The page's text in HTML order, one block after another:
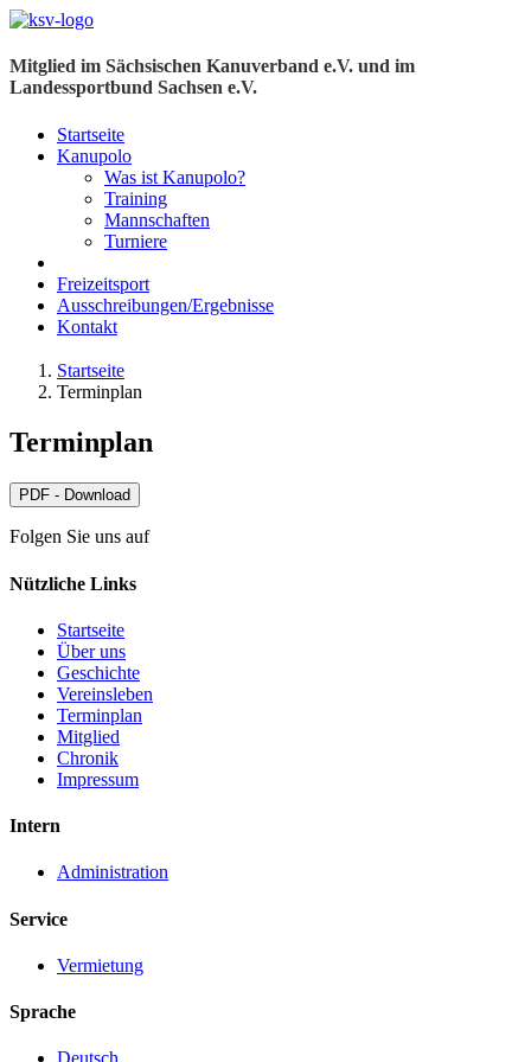
Mitglied im Sächsischen Kanuverband e.V. und im
Landessportbund Sachsen e.V.
Startseite
Kanupolo
Was ist Kanupolo?
Training
Mannschaften
Turniere
Freizeitsport
Ausschreibungen/Ergebnisse
Kontakt
Startseite
Terminplan
Terminplan
PDF - Download
Folgen Sie uns auf
Nützliche Links
Startseite
Über uns
Geschichte
Vereinsleben
Terminplan
Mitglied
Chronik
Impressum
Intern
Administration
Service
Vermietung
Sprache